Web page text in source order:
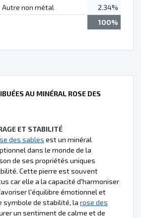
Autre non métal
2.34%
100%
AU MINÉRAL ROSE DES
ET STABILITÉ
des sables est un minéral
dans le monde de la
de ses propriétés uniques
Cette pierre est souvent
car elle a la capacité d'harmoniser
l'équilibre émotionnel et
symbole de stabilité, la rose des
un sentiment de calme et de